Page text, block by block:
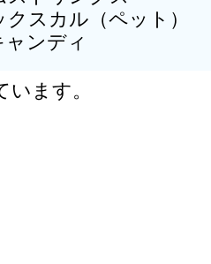
クスカル（ペット）
ャンディ
います。